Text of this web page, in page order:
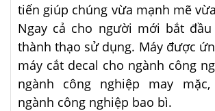
tiến giúp chúng vừa mạnh mẽ
Ngay cả cho người mới bắt
thành thạo sử dụng. Máy được
máy cắt decal cho ngành công
ngành công nghiệp may
ngành công nghiệp bao bì.